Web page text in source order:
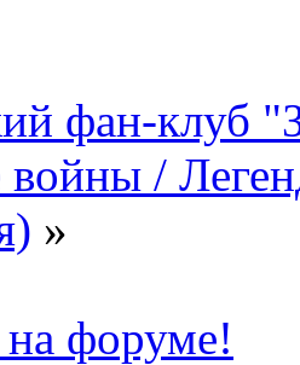
фан-клуб
войны /
»
на форуме!